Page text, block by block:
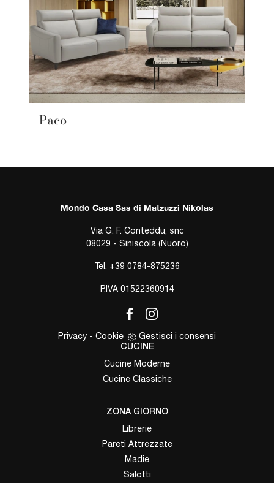
Paco
Mondo Casa Sas di Matzuzzi Nikolas
Via G. F. Conteddu, snc
08029 - Siniscola (Nuoro)
Tel. +39 0784-875236
P.IVA 01522360914
Privacy - Cookie Gestisci i consensi
CUCINE
Cucine Moderne
Cucine Classiche
ZONA GIORNO
Librerie
Pareti Attrezzate
Madie
Salotti